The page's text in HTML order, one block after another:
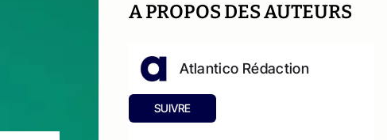
A PROPOS DES AUTEURS
Atlantico Rédaction
SUIVRE